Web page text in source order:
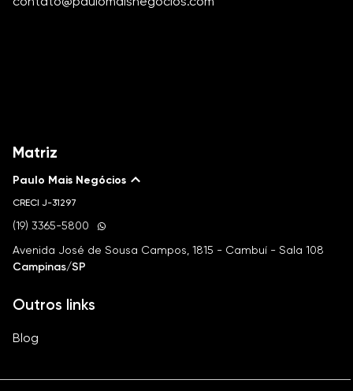
Matriz
Paulo Mais Negócios
CRECI J-31297
(19) 3365-5800
Avenida José de Sousa Campos, 1815 - Cambuí - Sala 108
Campinas/SP
Outros links
Blog